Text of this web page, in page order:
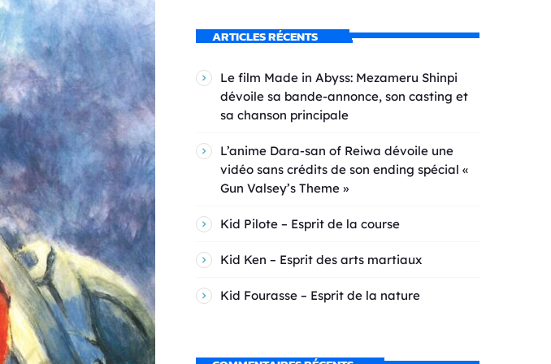
ARTICLES RÉCENTS
Le film Made in Abyss: Mezameru Shinpi
dévoile sa bande-annonce, son casting et
sa chanson principale
L’anime Dara-san of Reiwa dévoile une
vidéo sans crédits de son ending spécial «
Gun Valsey’s Theme »
Kid Pilote – Esprit de la course
Kid Ken – Esprit des arts martiaux
Kid Fourasse – Esprit de la nature